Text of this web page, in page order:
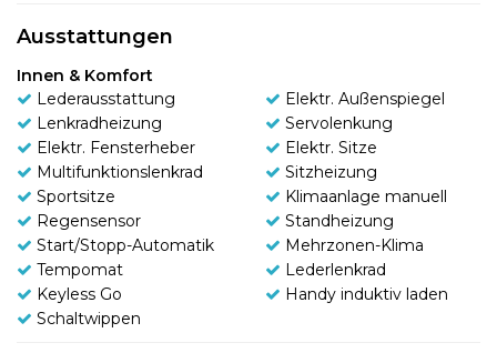
Ausstattungen
Innen & Komfort
Lederausstattung
Elektr. Außenspiegel
Lenkradheizung
Servolenkung
Elektr. Fensterheber
Elektr. Sitze
Multifunktionslenkrad
Sitzheizung
Sportsitze
Klimaanlage manuell
Regensensor
Standheizung
Start/Stopp-Automatik
Mehrzonen-Klima
Tempomat
Lederlenkrad
Keyless Go
Handy induktiv laden
Schaltwippen